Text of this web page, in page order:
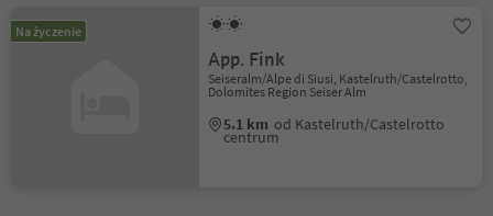
Na życzenie
App. Fink
Seiseralm/Alpe di Siusi, Kastelruth/Castelrotto,
Dolomites Region Seiser Alm
5.1 km od Kastelruth/Castelrotto
centrum